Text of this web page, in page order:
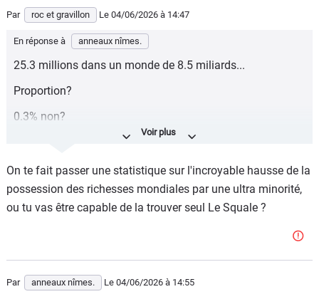
Par roc et gravillon Le 04/06/2026 à 14:47
En réponse à anneaux nîmes.
25.3 millions dans un monde de 8.5 miliards...
Proportion?
0.3% non?
Surtout que la limite est 01 million, hors résidence
Pendant que l'on pointe du doigts des gens "hyper riches",
on ne se pose pas de questions sur les conséquences des
passages dans les ministères...
On te fait passer une statistique sur l'incroyable hausse de la
possession des richesses mondiales par une ultra minorité,
ou tu vas être capable de la trouver seul Le Squale ?
Par anneaux nîmes. Le 04/06/2026 à 14:55